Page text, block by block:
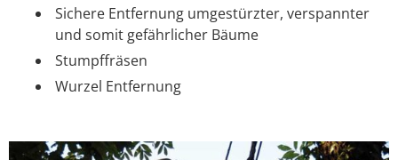
Sichere Entfernung umgestürzter, verspannter
und somit gefährlicher Bäume
Stumpffräsen
Wurzel Entfernung